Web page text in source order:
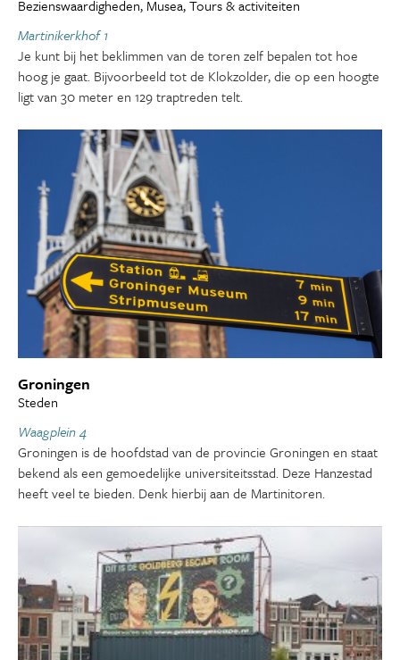
Bezienswaardigheden, Musea, Tours & activiteiten
Martinikerkhof 1
Je kunt bij het beklimmen van de toren zelf bepalen tot hoe
hoog je gaat. Bijvoorbeeld tot de Klokzolder, die op een hoogte
ligt van 30 meter en 129 traptreden telt.
Groningen
Steden
Waagplein 4
Groningen is de hoofdstad van de provincie Groningen en staat
bekend als een gemoedelijke universiteitsstad. Deze Hanzestad
heeft veel te bieden. Denk hierbij aan de Martinitoren.